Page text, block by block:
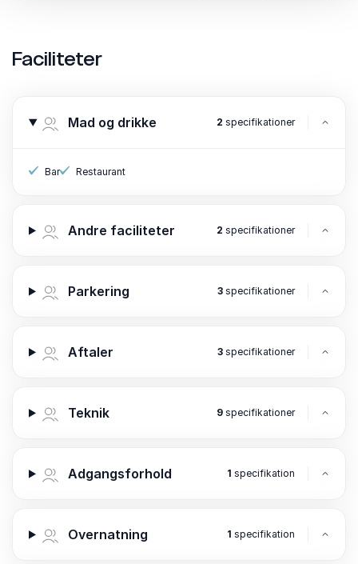
Faciliteter
Mad og drikke 2 specifikationer
Bar Restaurant
Andre faciliteter 2 specifikationer
Parkering 3 specifikationer
Aftaler 3 specifikationer
Teknik 9 specifikationer
Adgangsforhold 1 specifikation
Overnatning 1 specifikation